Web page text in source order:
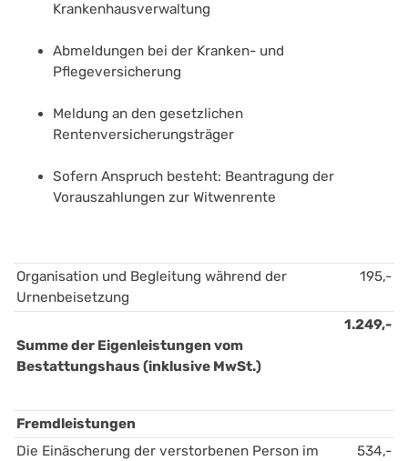
Krankenhausverwaltung
Abmeldungen bei der Kranken- und
Pflegeversicherung
Meldung an den gesetzlichen
Rentenversicherungsträger
Sofern Anspruch besteht: Beantragung der
Vorauszahlungen zur Witwenrente
Organisation und Begleitung während der
Urnenbeisetzung
195,-
Summe der Eigenleistungen vom
Bestattungshaus (inklusive MwSt.)
1.249,-
Fremdleistungen
Die Einäscherung der verstorbenen Person im
534,-